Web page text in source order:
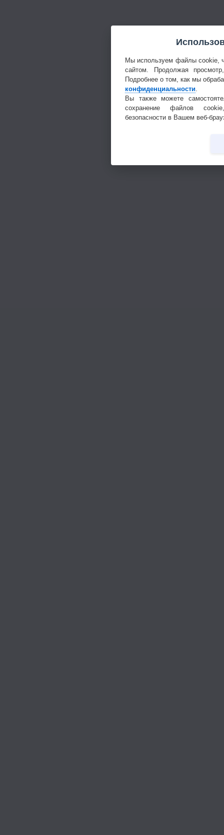
Мы используем файлы cookie,
сайтом. Продолжая
Подробнее о том, как мы
конфиденциальности
Вы также можете
сохранение файлов
безопасности в Вашем веб-